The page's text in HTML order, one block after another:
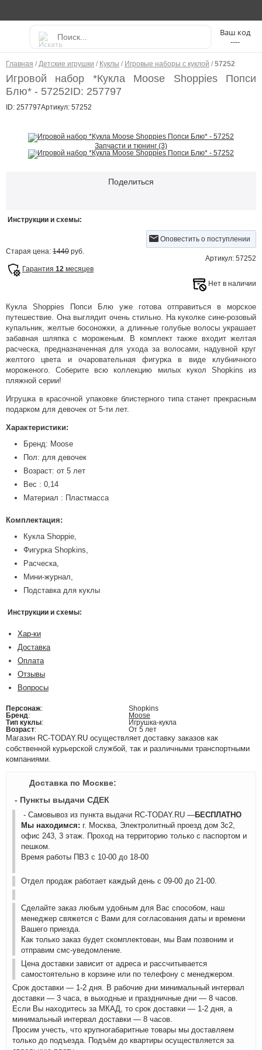
----
Главная / Детские игрушки / Куклы / Игровые наборы с куклой / 57252
Игровой набор *Кукла Moose Shoppies Попси
Блю* - 57252ID: 257797
ID: 257797Артикул: 57252
Запчасти и тюнинг (3)
Поделиться
Инструкции и схемы:
Оповестить о поступлении
Старая цена: 1440 руб.
Артикул: 57252
Гарантия 12 месяцев
Нет в наличии
Кукла Shoppies Попси Блю уже готова отправиться в морское
путешествие. Она выглядит очень стильно. На куколке сине-розовый
купальник, желтые босоножки, а длинные голубые волосы украшает
забавная шляпка с мороженым. В комплект также входит желтая
расческа, предназначенная для ухода за волосами, надувной круг
желтого цвета и очаровательная фигурка в виде клубничного
мороженого. Соберите всю коллекцию милых кукол Shopkins из
пляжной серии!
Игрушка в красочной упаковке блистерного типа станет прекрасным
подарком для девочек от 5-ти лет.
Характеристики:
Бренд: Moose
Пол: для девочек
Возраст: от 5 лет
Вес : 0,14
Материал : Пластмасса
Комплектация:
Кукла Shoppie,
Фигурка Shopkins,
Расческа,
Мини-журнал,
Подставка для куклы
Инструкции и схемы:
Хар-ки
Доставка
Оплата
Отзывы
Вопросы
Персонаж:
Shopkins
Бренд:
Moose
Тип куклы:
Игрушка-кукла
Возраст: От 5 лет
Магазин RC-TODAY.RU осуществляет доставку заказов как
собственной курьерской службой, так и различными транспортными
компаниями.
Доставка по Москве:
- Пункты выдачи СДЕК
- Самовывоз из пункта выдачи RC-TODAY.RU —БЕСПЛАТНО
Мы находимся: г. Москва, Электролитный проезд дом 3с2,
офис 243, 3 этаж. Проход на территорию только с паспортом и
пешком.
Время работы ПВЗ с 10-00 до 18-00
Отдел продаж работает каждый день с 09-00 до 21-00.
Сделайте заказ любым удобным для Вас способом, наш
менеджер свяжется с Вами для согласования даты и времени
Вашего приезда.
Как только заказ будет скомплектован, мы Вам позвоним и
отправим смс-уведомление.
Цена доставки зависит от адреса и рассчитывается
самостоятельно в корзине или по телефону с менеджером.
Срок доставки — 1-2 дня. В рабочие дни минимальный интервал
доставки — 3 часа, в выходные и праздничные дни — 8 часов.
Если Вы находитесь за МКАД, то срок доставки — 1-2 дня, а
минимальный интервал доставки — 8 часов.
Просим учесть, что крупногабаритные товары мы доставляем
только до подъезда. Подъём до квартиры осуществляется за